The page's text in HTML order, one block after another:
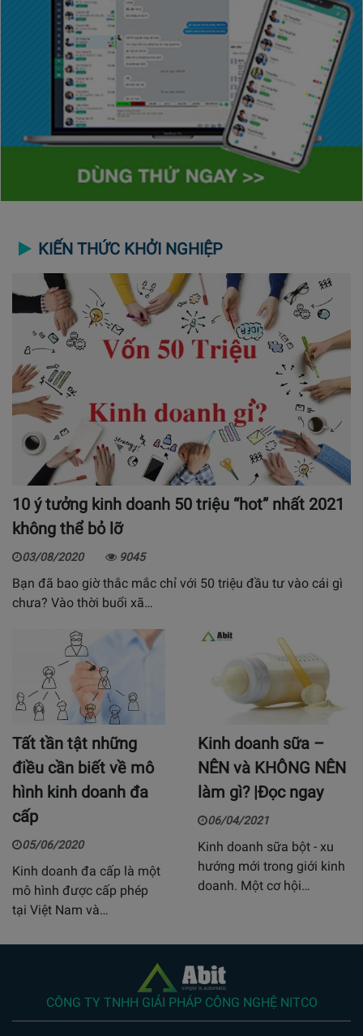
KIẾN THỨC KHỞI NGHIỆP
10 ý tưởng kinh doanh 50 triệu “hot” nhất 2021
không thể bỏ lỡ
03/08/2020 9045
Bạn đã bao giờ thắc mắc chỉ với 50 triệu đầu tư vào cái gì
chưa? Vào thời buổi xã…
Tất tần tật những
điều cần biết về mô
hình kinh doanh đa
cấp
05/06/2020
Kinh doanh đa cấp là một
mô hình được cấp phép
tại Việt Nam và…
Kinh doanh sữa –
NÊN và KHÔNG NÊN
làm gì? |Đọc ngay
06/04/2021
Kinh doanh sữa bột - xu
hướng mới trong giới kinh
doanh. Một cơ hội…
CÔNG TY TNHH GIẢI PHÁP CÔNG NGHỆ NITCO